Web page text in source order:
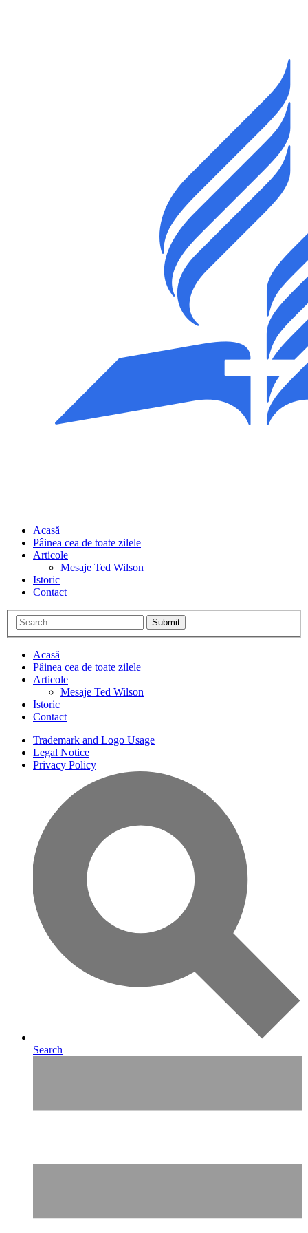
Acasă
Pâinea cea de toate zilele
Articole
Mesaje Ted Wilson
Istoric
Contact
Submit
Acasă
Pâinea cea de toate zilele
Articole
Mesaje Ted Wilson
Istoric
Contact
Trademark and Logo Usage
Legal Notice
Privacy Policy
Search